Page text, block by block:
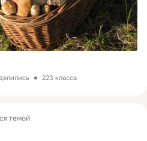
223 класса
темой